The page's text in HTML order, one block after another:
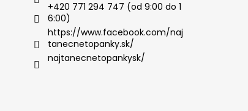
+420 771 294 747 (od 9:00 do 1
6:00)
https://www.facebook.com/naj
tanecnetopanky.sk/
najtanecnetopankysk/